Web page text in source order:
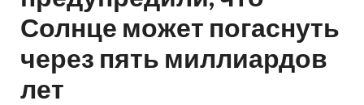
Солнце может погаснуть
через пять миллиардов
лет